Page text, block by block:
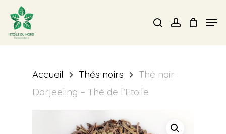
main
searchaccount
Accueil Thés noirs
Thé noir
Darjeeling – Thé de l’Etoile